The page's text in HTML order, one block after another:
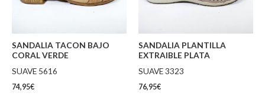
SANDALIA TACON BAJO
CORAL VERDE
SUAVE 5616
74,95€
SANDALIA PLANTILLA
EXTRAIBLE PLATA
SUAVE 3323
76,95€